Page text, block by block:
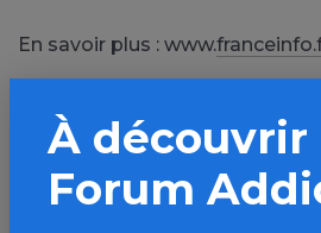
En savoir plus : www.
PARTAGER
Facebook X
À découvrir
Forum